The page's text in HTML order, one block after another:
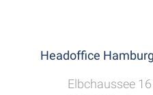
Headoffice
Elbchaussee 16